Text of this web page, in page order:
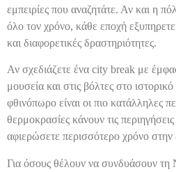
εμπειρίες που αναζητάτε. Αν και η
όλο τον χρόνο, κάθε εποχή
και διαφορετικές δραστηριότητες.
Αν σχεδιάζετε ένα city break με
μουσεία και στις βόλτες στο
φθινόπωρο είναι οι πιο κατάλληλες
θερμοκρασίες κάνουν τις
αφιερώσετε περισσότερο χρόνο στην
Για όσους θέλουν να συνδυάσουν